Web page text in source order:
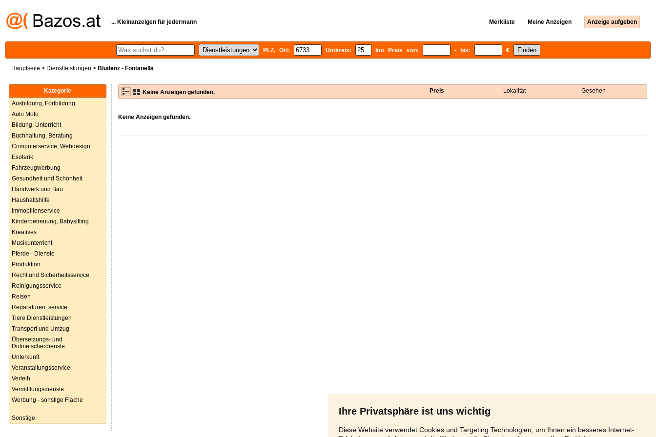
Ihre Privatsphäre ist uns wichtig
Diese Website verwendet Cookies und Targeting Technologien, um Ihnen ein besseres Internet-
... Kleinanzeigen für jedermann Merkliste Meine Anzeigen Anzeige aufgeben
PLZ, Ort: Umkreis: km Preis von: - bis: €
Hauptseite > Dienstleistungen > Bludenz - Fontanella
Kategorie
Ausbildung, Fortbildung
Auto Moto
Bildung, Unterricht
Buchhaltung, Beratung
Computerservice, Webdesign
Esoterik
Fahrzeugwerbung
Gesundheit und Schönheit
Handwerk und Bau
Haushaltshilfe
Immobilienservice
Kinderbetreuung, Babysitting
Kreatives
Musikunterricht
Pferde - Dienste
Produktion
Recht und Sicherheitsservice
Reinigungsservice
Reisen
Reparaturen, service
Tiere Dienstleistungen
Transport und Umzug
Übersetzungs- und
Dolmetscherdienste
Unterkunft
Veranstaltungsservice
Verleih
Vermittlungsdienste
Werbung - sonstige Fläche
Sonstige
Keine Anzeigen gefunden. Preis Lokalität Gesehen
Keine Anzeigen gefunden.